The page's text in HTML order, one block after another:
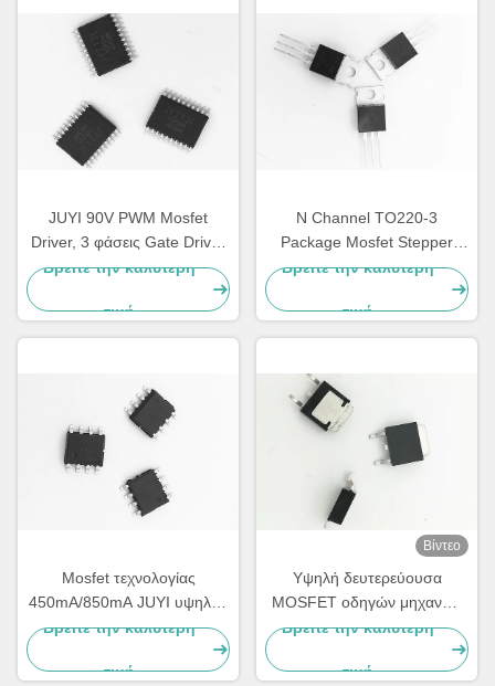
JUYI 90V PWM Mosfet
Driver, 3 φάσεις Gate Driver
με τρεις ανεξάρτητες υψηλή
Βρείτε την καλύτερη
τιμή
N Channel TO220-3
Package Mosfet Stepper
Driver, 300W Mosfet
ρυθμιστής τάσης για BLDC
κινητήρα
Βρείτε την καλύτερη
τιμή
Mosfet τεχνολογίας
450mA/850mA JUYI υψηλός
δευτερεύων διακόπτης,
Mosfet Bldc λογικής 3.3V
συμβατός οδηγός
Βρείτε την καλύτερη
τιμή
Βίντεο
Υψηλή δευτερεύουσα
MOSFET οδηγών μηχανών
BLDC δύναμη τρόπου
αυξήσεων για τη μετατροπή
δύναμης
Βρείτε την καλύτερη
τιμή